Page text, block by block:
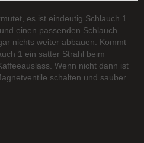
es ist eindeutig Schlauch 1.
einen passenden Schlauch
nichts weiter abbauen. Kommt
1 ein satter Strahl beim
Wenn nicht dann ist
schalten und sauber